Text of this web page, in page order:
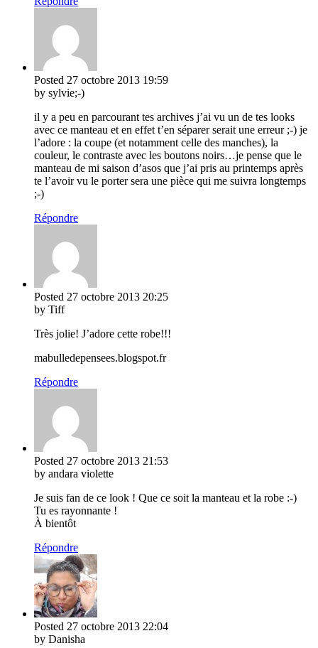
Posted 27 octobre 2013 19:59
by sylvie;-)
il y a peu en parcourant tes archives j’ai vu un de tes looks
avec ce manteau et en effet t’en séparer serait une erreur ;-) je
l’adore : la coupe (et notamment celle des manches), la
couleur, le contraste avec les boutons noirs…je pense que le
manteau de mi saison d’asos que j’ai pris au printemps après
te l’avoir vu le porter sera une pièce qui me suivra longtemps
;-)
Répondre
Posted 27 octobre 2013 20:25
by Tiff
Très jolie! J’adore cette robe!!!
mabulledepensees.blogspot.fr
Répondre
Posted 27 octobre 2013 21:53
by andara violette
Je suis fan de ce look ! Que ce soit la manteau et la robe :-)
Tu es rayonnante !
À bientôt
Répondre
Posted 27 octobre 2013 22:04
by Danisha